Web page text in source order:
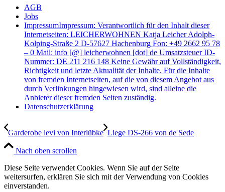
AGB
Jobs
ImpressumImpressum: Verantwortlich für den Inhalt dieser
Internetseiten: LEICHERWOHNEN Katja Leicher Adolph-
Kolping-Straße 2 D-57627 Hachenburg Fon: +49 2662 95 78
– 0 Mail: info [@] leicherwohnen [dot] de Umsatzsteuer ID-
Nummer: DE 211 216 148 Keine Gewähr auf Vollständigkeit,
Richtigkeit und letzte Aktualität der Inhalte. Für die Inhalte
von fremden Internetseiten, auf die von diesem Angebot aus
durch Verlinkungen hingewiesen wird, sind alleine die
Anbieter dieser fremden Seiten zuständig.
Datenschutzerklärung
Garderobe levi von Interlübke Liege DS-266 von de Sede
Nach oben scrollen
Diese Seite verwendet Cookies. Wenn Sie auf der Seite
weitersurfen, erklären Sie sich mit der Verwendung von Cookies
einverstanden.